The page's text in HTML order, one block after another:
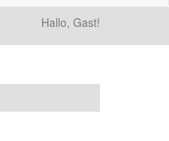
Hallo, Gast!